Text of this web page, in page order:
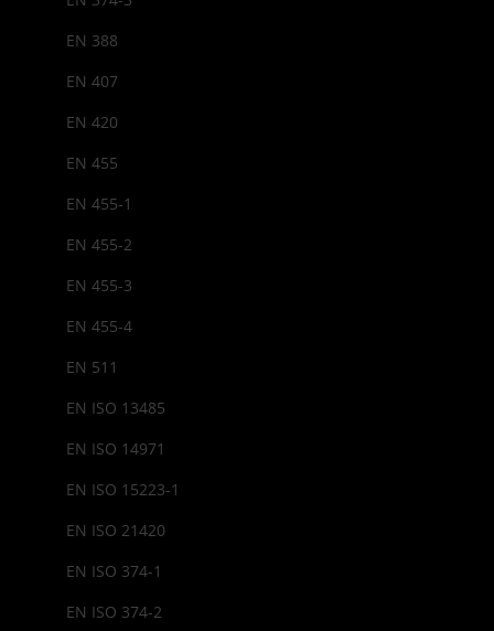
EN 388
EN 407
EN 420
EN 455
EN 455-1
EN 455-2
EN 455-3
EN 455-4
EN 511
EN ISO 13485
EN ISO 14971
EN ISO 15223-1
EN ISO 21420
EN ISO 374-1
EN ISO 374-2